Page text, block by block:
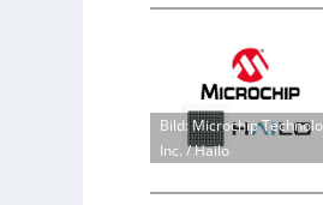
Bild: Microchip
Inc. / Hailo